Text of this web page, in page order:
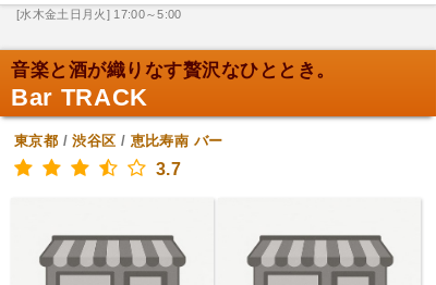
[水木金土日月火] 17:00～5:00
音楽と酒が織りなす贅沢なひととき。
Bar TRACK
東京都 /渋谷区 / 恵比寿南 バー
3.7